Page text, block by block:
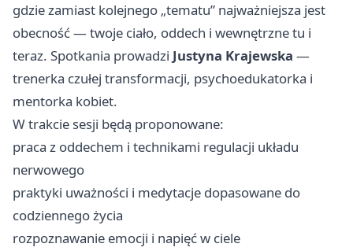
gdzie zamiast kolejnego „tematu” najważniejsza jest
obecność — twoje ciało, oddech i wewnętrzne tu i
teraz. Spotkania prowadzi Justyna Krajewska —
trenerka czułej transformacji, psychoedukatorka i
mentorka kobiet.
W trakcie sesji będą proponowane:
praca z oddechem i technikami regulacji układu
nerwowego
praktyki uważności i medytacje dopasowane do
codziennego życia ‍
rozpoznawanie emocji i napięć w ciele